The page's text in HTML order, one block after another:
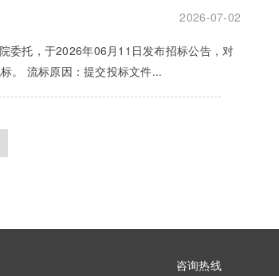
2026-07-02
委托，于2026年06月11日发布招标公告，对
。 流标原因：提交投标文件...
咨询热线